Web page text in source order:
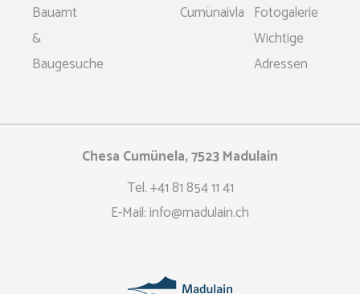
Bauamt
&
Baugesuche
Cumünaivla Fotogalerie
Wichtige
Adressen
Chesa Cumünela, 7523 Madulain
Tel.+41 81 854 11 41
E-Mail:info@madulain.ch